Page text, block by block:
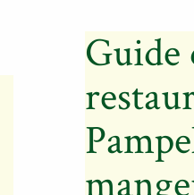
Guide